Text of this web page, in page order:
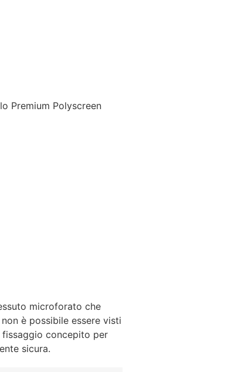
Premium Polyscreen
microforato che
è possibile essere visti
fissaggio concepito per
sicura.